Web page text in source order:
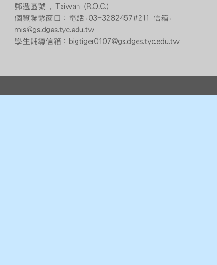
郵遞區號 , Taiwan (R.O.C.)
個資聯繫窗口：電話:03-3282457#211 信箱:
mis@gs.dges.tyc.edu.tw
學生輔導信箱：bigtiger0107@gs.dges.tyc.edu.tw